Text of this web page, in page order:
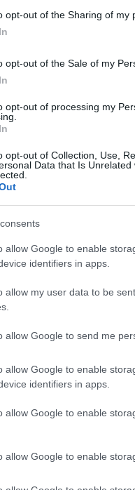
opt-out of the Sharing of my
opt-out of the Sale of my
opt-out of processing my
opt-out of Collection, Use,
Data that Is
allow Google to enable
identifiers in apps.
allow my user data to be
allow Google to send me
allow Google to enable
identifiers in apps.
allow Google to enable
allow Google to enable
helyszínnek:
amely most
a
mindenképpen
alkalmas